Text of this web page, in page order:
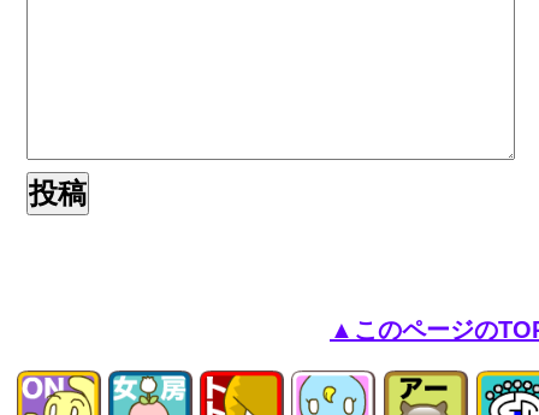
▲このページの